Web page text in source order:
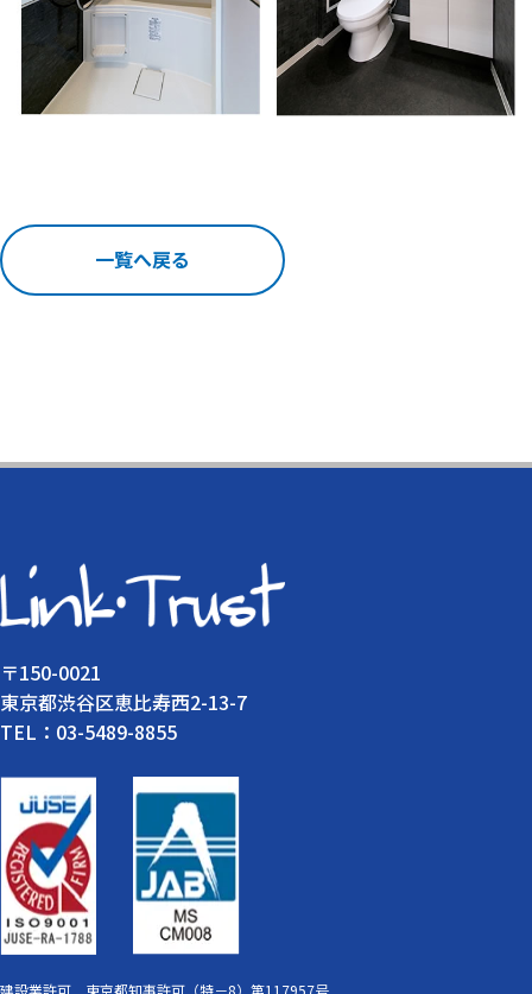
一覧へ戻る
〒150-0021
東京都渋谷区恵比寿西2-13-7
TEL：03-5489-8855
建設業許可 東京都知事許可（特－8）第117957号